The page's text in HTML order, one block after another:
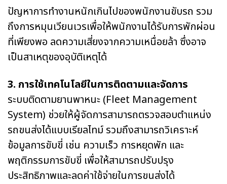
ปัญหาการทำงานหนักเกินไปของพนักงานขับรถ รวม
ถึงการหมุนเวียนเวรเพื่อให้พนักงานได้รับการพักผ่อน
ที่เพียงพอ ลดความเสี่ยงจากความเหนื่อยล้า ซึ่งอาจ
เป็นสาเหตุของอุบัติเหตุได้
3. การใช้เทคโนโลยีในการติดตามและจัดการ
ระบบติดตามยานพาหนะ (Fleet Management
System) ช่วยให้ผู้จัดการสามารถตรวจสอบตำแหน่ง
รถขนส่งได้แบบเรียลไทม์ รวมถึงสามารถวิเคราะห์
ข้อมูลการขับขี่ เช่น ความเร็ว การหยุดพัก และ
พฤติกรรมการขับขี่ เพื่อให้สามารถปรับปรุง
ประสิทธิภาพและลดค่าใช้จ่ายในการขนส่งได้